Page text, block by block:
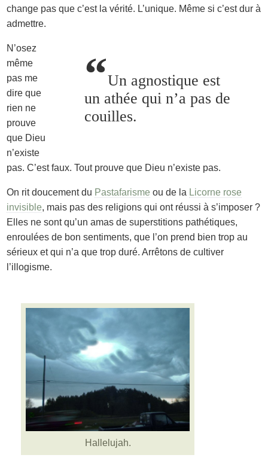
change pas que c’est la vérité. L’unique. Même si c’est dur à
admettre.
“Un agnostique est
un athée qui n’a pas de
couilles.
N’osez
même
pas me
dire que
rien ne
prouve
que Dieu
n’existe
pas. C’est faux. Tout prouve que Dieu n’existe pas.
On rit doucement du Pastafarisme ou de la Licorne rose
invisible, mais pas des religions qui ont réussi à s’imposer ?
Elles ne sont qu’un amas de superstitions pathétiques,
enroulées de bon sentiments, que l’on prend bien trop au
sérieux et qui n’a que trop duré. Arrêtons de cultiver
l’illogisme.
Hallelujah.